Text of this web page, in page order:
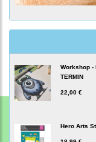
Workshop -
TERMIN
22,00 €
Hero Arts